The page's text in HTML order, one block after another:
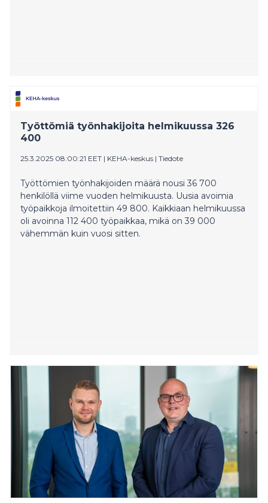
Työttömiä työnhakijoita helmikuussa 326
400
25.3.2025 08:00:21 EET | KEHA-keskus | Tiedote
Työttömien työnhakijoiden määrä nousi 36 700
henkilöllä viime vuoden helmikuusta. Uusia avoimia
työpaikkoja ilmoitettiin 49 800. Kaikkiaan helmikuussa
oli avoinna 112 400 työpaikkaa, mikä on 39 000
vähemmän kuin vuosi sitten.